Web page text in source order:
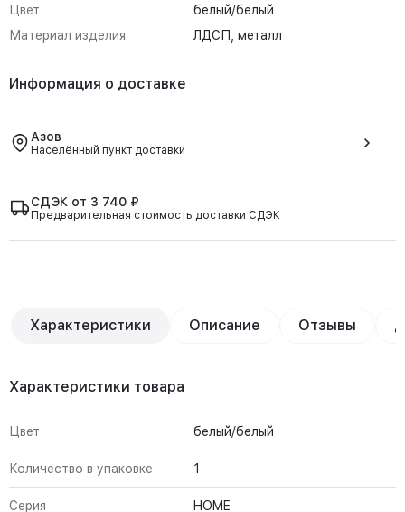
Цвет
белый/белый
Материал изделия
ЛДСП, металл
Информация о доставке
Азов
Населённый пункт доставки
СДЭК от 3 740 ₽
Предварительная стоимость доставки СДЭК
Характеристики Описание Отзывы
Характеристики товара
Цвет белый/белый
Количество в упаковке 1
Серия HOME